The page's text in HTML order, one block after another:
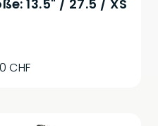
13.5" / 27.5 / XS
CHF